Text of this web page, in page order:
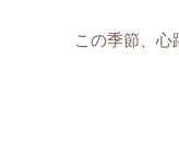
この季節、心
な